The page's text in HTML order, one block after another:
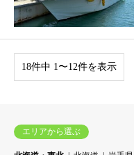
18件中 1〜12件を表示
エリアから選ぶ